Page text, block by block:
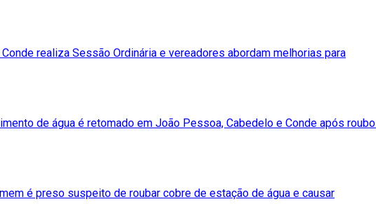
realiza Sessão Ordinária e vereadores abordam melhorias para
de água é retomado em João Pessoa, Cabedelo e Conde após
é preso suspeito de roubar cobre de estação de água e causar